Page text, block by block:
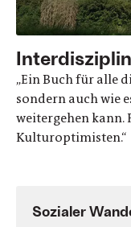
„Ein Buch für alle
sondern auch wie
weitergehen kann.
Kulturoptimisten.“
Sozialer